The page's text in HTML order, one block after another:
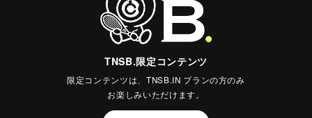
TNSB.限定コンテンツ
限定コンテンツは、TNSB.IN プランの方のみ
お楽しみいただけます。